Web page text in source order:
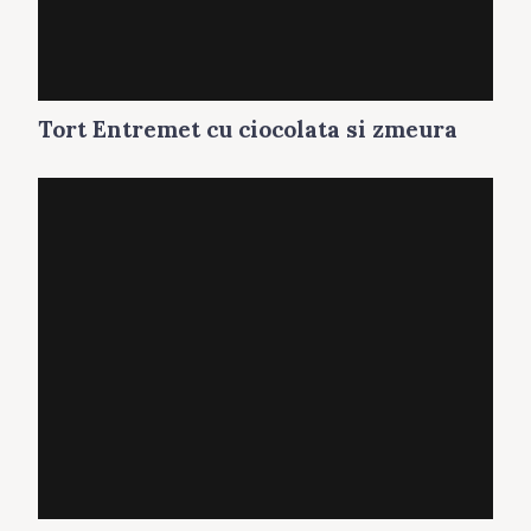
Tort Entremet cu ciocolata si zmeura